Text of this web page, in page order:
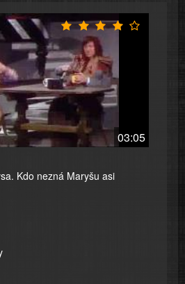
03:05
Kdo nezná Maryšu asi